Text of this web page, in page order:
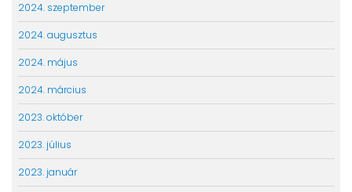
2024. szeptember
2024. augusztus
2024. május
2024. március
2023. október
2023. július
2023. január